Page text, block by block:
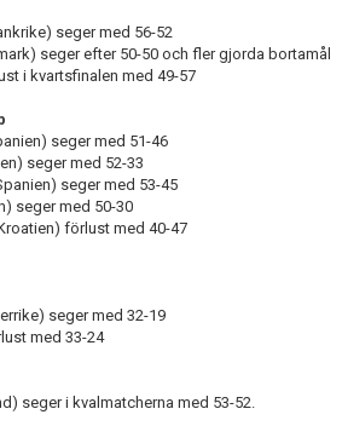
seger med 56-52
seger efter 50-50 och fler gjorda bortamål
i kvartsfinalen med 49-57
seger med 51-46
seger med 52-33
seger med 53-45
seger med 50-30
förlust med 40-47
seger med 32-19
med 33-24
seger i kvalmatcherna med 53-52.